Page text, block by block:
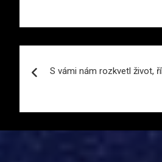
pro
příspěvek
S vámi nám rozkvetl život,